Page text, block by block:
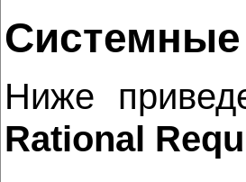
Системные
Ниже
Rational